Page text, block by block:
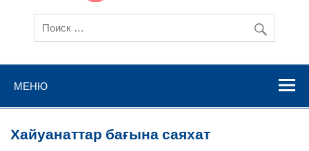
МЕНЮ
Хайуанаттар бағына саяхат